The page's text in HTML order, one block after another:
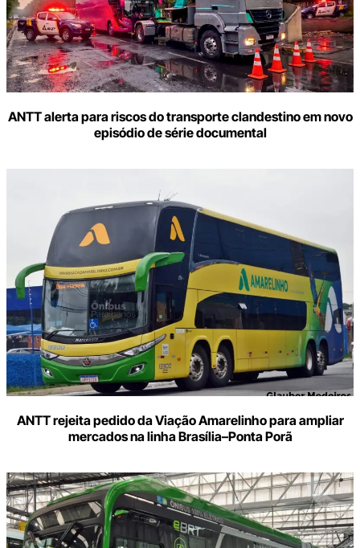
ANTT alerta para riscos do transporte clandestino em novo
episódio de série documental
ANTT rejeita pedido da Viação Amarelinho para ampliar
mercados na linha Brasília–Ponta Porã